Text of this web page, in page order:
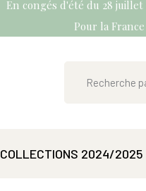
En congés d'été du 28
Pour la
COLLECTIONS 2024/2025